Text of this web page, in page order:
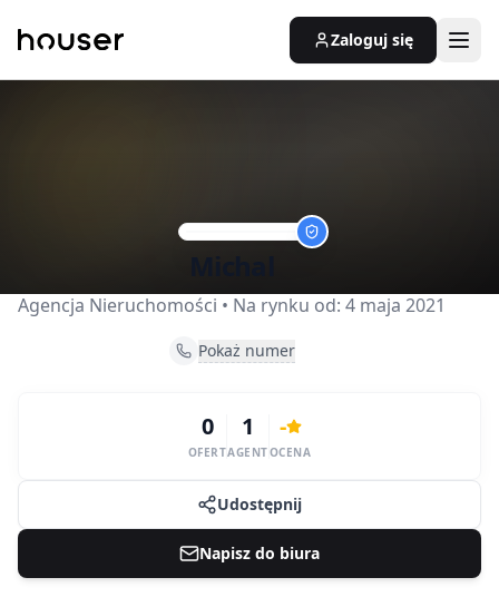
Zaloguj się
Agencja Nieruchomości • Na rynku od: 4 maja 2021
Pokaż numer
0
OFERT
1
AGENT
-
OCENA
Udostępnij
Napisz do biura